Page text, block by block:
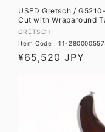
USED Gretsch /
Cut with Wraparound
販
売
元:
GRETSCH
Item Code : 11-
通
¥65,520 JPY